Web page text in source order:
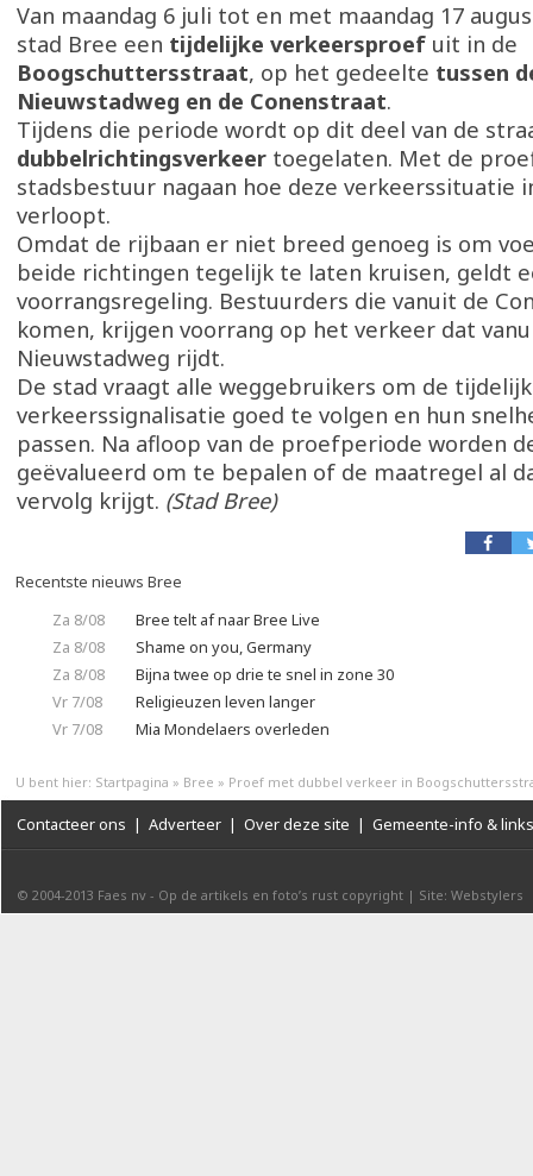
Van maandag 6 juli tot en met maandag 17
stad Bree een tijdelijke verkeersproef uit in de
Boogschuttersstraat, op het gedeelte tussen
Nieuwstadweg en de Conenstraat.
Tijdens die periode wordt op dit deel van de
dubbelrichtingsverkeer toegelaten. Met de
stadsbestuur nagaan hoe deze verkeerssituatie
verloopt.
Omdat de rijbaan er niet breed genoeg is om
beide richtingen tegelijk te laten kruisen, geldt
voorrangsregeling. Bestuurders die vanuit de
komen, krijgen voorrang op het verkeer dat
Nieuwstadweg rijdt.
De stad vraagt alle weggebruikers om de
verkeerssignalisatie goed te volgen en hun
passen. Na afloop van de proefperiode worden
geëvalueerd om te bepalen of de maatregel al
vervolg krijgt. (Stad Bree)
Recentste nieuws Bree
Za 8/08
Bree telt af naar Bree Live
Za 8/08
Shame on you, Germany
Za 8/08
Bijna twee op drie te snel in zone 30
Vr 7/08
Religieuzen leven langer
Vr 7/08
Mia Mondelaers overleden
U bent hier: Startpagina » Bree » Proef met dubbel verkeer in
Contacteer ons | Adverteer | Over deze site | Gemeente-info & links
© 2004-2013 Faes nv - Op de artikels en foto’s rust copyright | Site: Webstylers